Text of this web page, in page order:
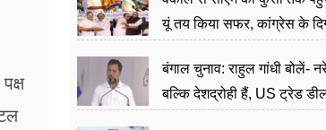
यूं तय किया सफर, कांग्रेस के
बंगाल चुनाव: राहुल गांधी बोलें-
बल्कि देशद्रोही हैं, US ट्रेड